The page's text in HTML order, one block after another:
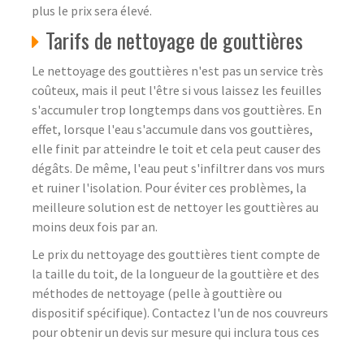
plus le prix sera élevé.
Tarifs de nettoyage de gouttières
Le nettoyage des gouttières n'est pas un service très
coûteux, mais il peut l'être si vous laissez les feuilles
s'accumuler trop longtemps dans vos gouttières. En
effet, lorsque l'eau s'accumule dans vos gouttières,
elle finit par atteindre le toit et cela peut causer des
dégâts. De même, l'eau peut s'infiltrer dans vos murs
et ruiner l'isolation. Pour éviter ces problèmes, la
meilleure solution est de nettoyer les gouttières au
moins deux fois par an.
Le prix du nettoyage des gouttières tient compte de
la taille du toit, de la longueur de la gouttière et des
méthodes de nettoyage (pelle à gouttière ou
dispositif spécifique). Contactez l'un de nos couvreurs
pour obtenir un devis sur mesure qui inclura tous ces